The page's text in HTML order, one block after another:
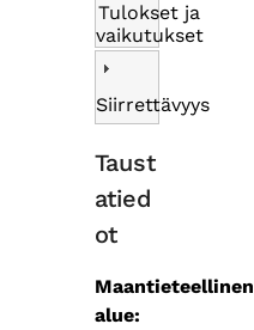
Tulokset ja
vaikutukset
Siirrettävyys
Taust
atied
ot
Maantieteellinen
alue